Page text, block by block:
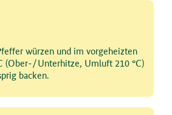
würzen und im vorgeheizten
(Ober-/Unterhitze, Umluft 210 °C)
backen.